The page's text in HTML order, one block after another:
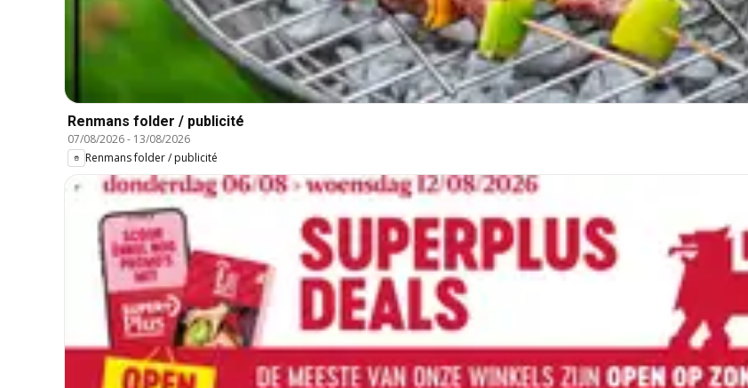
Renmans folder / publicité
07/08/2026- 13/08/2026
Renmans folder / publicité